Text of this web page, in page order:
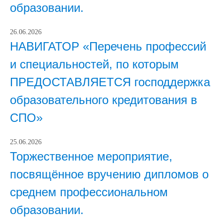
образовании.
26.06.2026
НАВИГАТОР «Перечень профессий
и специальностей, по которым
ПРЕДОСТАВЛЯЕТСЯ господдержка
образовательного кредитования в
СПО»
25.06.2026
Торжественное мероприятие,
посвящённое вручению дипломов о
среднем профессиональном
образовании.